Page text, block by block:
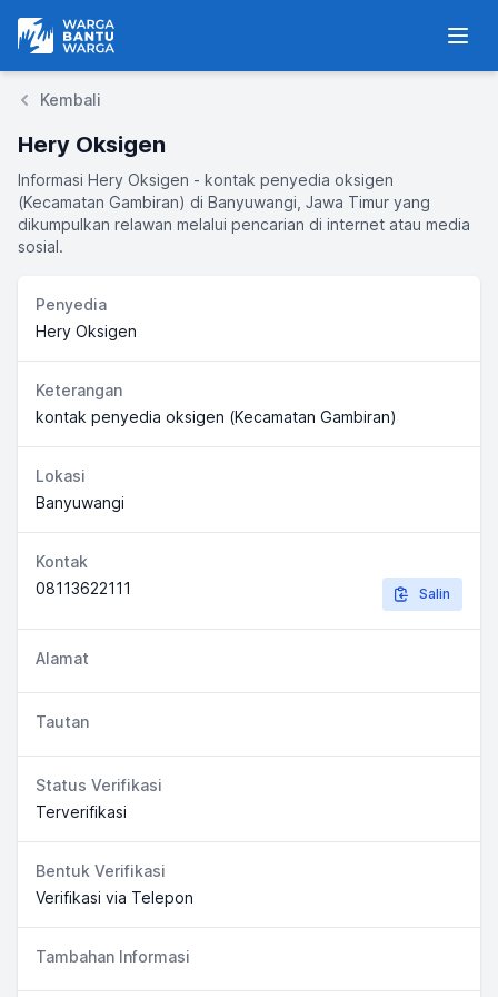
Warga Bantu Warga
Kembali
Hery Oksigen
Informasi Hery Oksigen - kontak penyedia oksigen
(Kecamatan Gambiran) di Banyuwangi, Jawa Timur yang
dikumpulkan relawan melalui pencarian di internet atau media
sosial.
Penyedia
Hery Oksigen
Keterangan
kontak penyedia oksigen (Kecamatan Gambiran)
Lokasi
Banyuwangi
Kontak
08113622111
Salin
Alamat
Tautan
Status Verifikasi
Terverifikasi
Bentuk Verifikasi
Verifikasi via Telepon
Tambahan Informasi